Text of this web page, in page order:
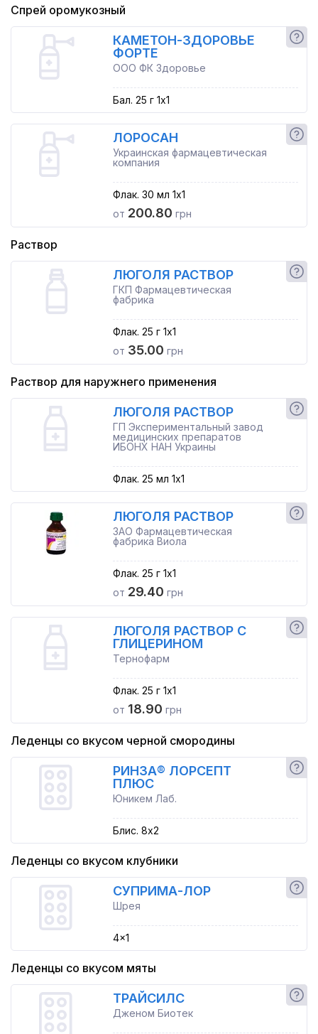
Спрей оромукозный
КАМЕТОН-ЗДОРОВЬЕ
ФОРТЕ
ООО ФК Здоровье
Бал. 25 г 1x1
ЛОРОСАН
Украинская фармацевтическая
компания
Флак. 30 мл 1x1
от 200.80 грн
Раствор
ЛЮГОЛЯ РАСТВОР
ГКП Фармацевтическая
фабрика
Флак. 25 г 1x1
от 35.00 грн
Раствор для наружнего применения
ЛЮГОЛЯ РАСТВОР
ГП Экспериментальный завод
медицинских препаратов
ИБОНХ НАН Украины
Флак. 25 мл 1x1
ЛЮГОЛЯ РАСТВОР
ЗАО Фармацевтическая
фабрика Виола
Флак. 25 г 1x1
от 29.40 грн
ЛЮГОЛЯ РАСТВОР С
ГЛИЦЕРИНОМ
Тернофарм
Флак. 25 г 1x1
от 18.90 грн
Леденцы со вкусом черной смородины
РИНЗА® ЛОРСЕПТ
ПЛЮС
Юникем Лаб.
Блис. 8x2
Леденцы со вкусом клубники
СУПРИМА-ЛОР
Шрея
4x1
Леденцы со вкусом мяты
ТРАЙСИЛС
Дженом Биотек